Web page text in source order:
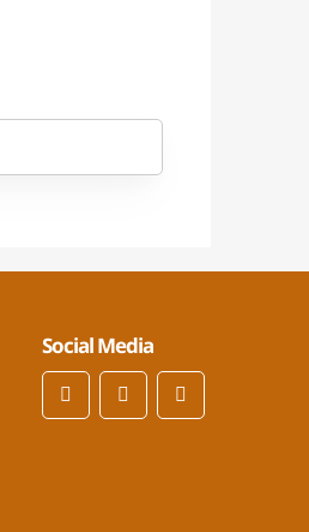
Social Media